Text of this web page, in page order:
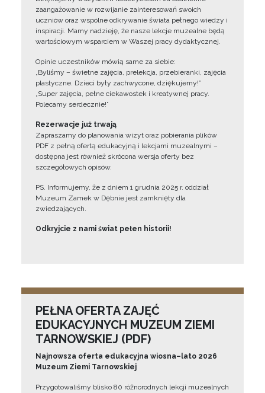
zaangażowanie w rozwijanie zainteresowań swoich
uczniów oraz wspólne odkrywanie świata pełnego wiedzy i
inspiracji. Mamy nadzieję, że nasze lekcje muzealne będą
wartościowym wsparciem w Waszej pracy dydaktycznej.
Opinie uczestników mówią same za siebie:
„Byliśmy – świetne zajęcia, prelekcja, przebieranki, zajęcia
plastyczne. Dzieci były zachwycone, dziękujemy!”
„Super zajęcia, pełne ciekawostek i kreatywnej pracy.
Polecamy serdecznie!”
Rezerwacje już trwają
Zapraszamy do planowania wizyt oraz pobierania plików
PDF z pełną ofertą edukacyjną i lekcjami muzealnymi –
dostępna jest również skrócona wersja oferty bez
szczegółowych opisów.
PS. Informujemy, że z dniem 1 grudnia 2025 r. oddział
Muzeum Zamek w Dębnie jest zamknięty dla
zwiedzających.
Odkryjcie z nami świat pełen historii!
PEŁNA OFERTA ZAJĘĆ
EDUKACYJNYCH MUZEUM ZIEMI
TARNOWSKIEJ (PDF)
Najnowsza oferta edukacyjna wiosna–lato 2026
Muzeum Ziemi Tarnowskiej
Przygotowaliśmy blisko 80 różnorodnych lekcji muzealnych